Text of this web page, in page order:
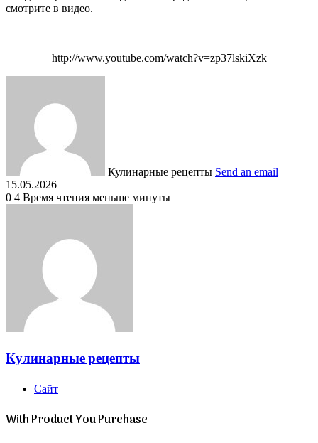
смотрите в видео.
http://www.youtube.com/watch?v=zp37lskiXzk
Кулинарные рецепты Send an email
15.05.2026
0 4 Время чтения меньше минуты
Кулинарные рецепты
Сайт
With Product You Purchase